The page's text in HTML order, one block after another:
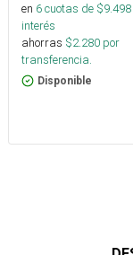
en 6cuotas de $9.498
interés
ahorras $2.280 por
transferencia.
Disponible